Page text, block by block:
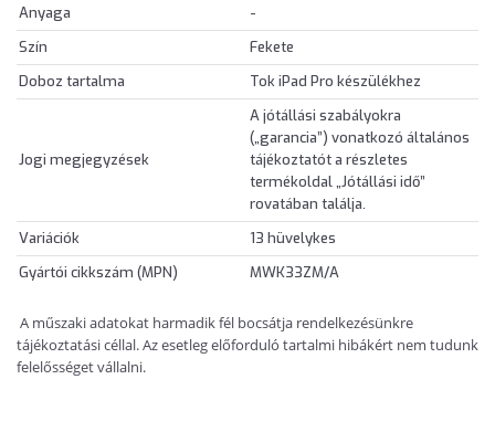
Anyaga
-
Szín
Fekete
Doboz tartalma
Tok iPad Pro készülékhez
Jogi megjegyzések
A jótállási szabályokra
(„garancia”) vonatkozó általános
tájékoztatót a részletes
termékoldal „Jótállási idő”
rovatában találja.
Variációk
13 hüvelykes
Gyártói cikkszám (MPN)
MWK33ZM/A
A műszaki adatokat harmadik fél bocsátja rendelkezésünkre
tájékoztatási céllal. Az esetleg előforduló tartalmi hibákért nem tudunk
felelősséget vállalni.